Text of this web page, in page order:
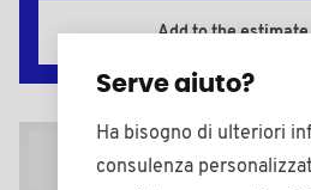
Add to the estimate
Piano 2D
Serve aiuto?
Ha bisogno di ulteriori
consulenza